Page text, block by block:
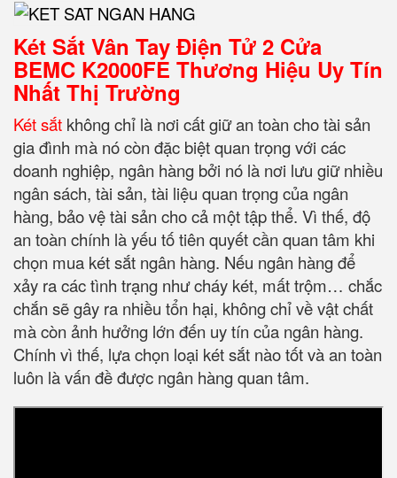
Két Sắt Vân Tay Điện Tử 2 Cửa
BEMC K2000FE Thương Hiệu Uy Tín
Nhất Thị Trường
Két sắt không chỉ là nơi cất giữ an toàn cho tài sản
gia đình mà nó còn đặc biệt quan trọng với các
doanh nghiệp, ngân hàng bởi nó là nơi lưu giữ nhiều
ngân sách, tài sản, tài liệu quan trọng của ngân
hàng, bảo vệ tài sản cho cả một tập thể. Vì thế, độ
an toàn chính là yếu tố tiên quyết cần quan tâm khi
chọn mua két sắt ngân hàng. Nếu ngân hàng để
xảy ra các tình trạng như cháy két, mất trộm… chắc
chắn sẽ gây ra nhiều tổn hại, không chỉ về vật chất
mà còn ảnh hưởng lớn đến uy tín của ngân hàng.
Chính vì thế, lựa chọn loại két sắt nào tốt và an toàn
luôn là vấn đề được ngân hàng quan tâm.